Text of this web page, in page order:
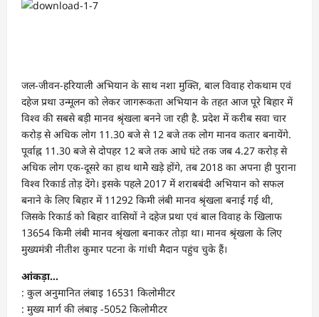
जल-जीवन-हरियाली अभियान के साथ नशा मुक्ति, बाल विवाह रोकथाम एवं
दहेज प्रथा उन्मूलन को लेकर जागरूकता अभियान के तहत आज पूरे बिहार में
विश्व की सबसे बड़ी मानव श्रृंखला बनने जा रही है. प्रदेश में करीब सवा चार
करोड़ से अधिक लोग 11.30 बजे से 12 बजे तक लोग मानव कतार बनायेंगे.
पूर्वाह्न 11.30 बजे से दोपहर 12 बजे तक आधे घंटे तक जब 4.27 करोड़ से
अधिक लोग एक-दूसरे का हाथ थामेे खड़े होंगे, तब 2018 का अपना ही पुराना
विश्‍व रिकार्ड तोड़ देंगे। इसके पहले 2017 में शराबबंदी अभियान को सफल
बनाने के लिए बिहार में 11292 किमी लंबी मानव श्रृंखला बनाई गई थी,
जिसके रिकार्ड को बिहार वासियों ने दहेज प्रथा एवं बाल विवाह के खिलाफ
13654 किमी लंबी मानव श्रृंखला बनाकर तोड़ा था। मानव श्रृंखला के लिए
मुख्‍यमंत्री नीतीश कुमार पटना के गांधी मैदान पहुंच चुके हैं।
आंकड़ा…
: कुल अनुमानित लंबाइ 16531 किलोमीटर
: मुख्य मार्ग की लंबाइ -5052 किलोमीटर